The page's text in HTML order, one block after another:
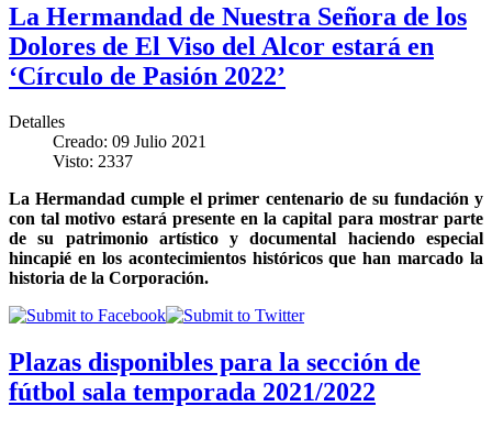
La Hermandad de Nuestra Señora de los
Dolores de El Viso del Alcor estará en
‘Círculo de Pasión 2022’
Detalles
Creado: 09 Julio 2021
Visto: 2337
La Hermandad cumple el primer centenario de su fundación y
con tal motivo estará presente en la capital para mostrar parte
de su patrimonio artístico y documental haciendo especial
hincapié en los acontecimientos históricos que han marcado la
historia de la Corporación.
Plazas disponibles para la sección de
fútbol sala temporada 2021/2022